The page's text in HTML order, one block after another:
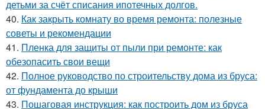
детьми за счёт списания ипотечных долгов.
40. Как закрыть комнату во время ремонта: полезные
советы и рекомендации
41. Пленка для защиты от пыли при ремонте: как
обезопасить свои вещи
42. Полное руководство по строительству дома из бруса:
от фундамента до крыши
43. Пошаговая инструкция: как построить дом из бруса